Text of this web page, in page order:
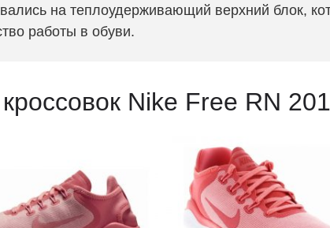
на теплоудерживающий верхний блок,
работы в обуви.
Nike Free RN